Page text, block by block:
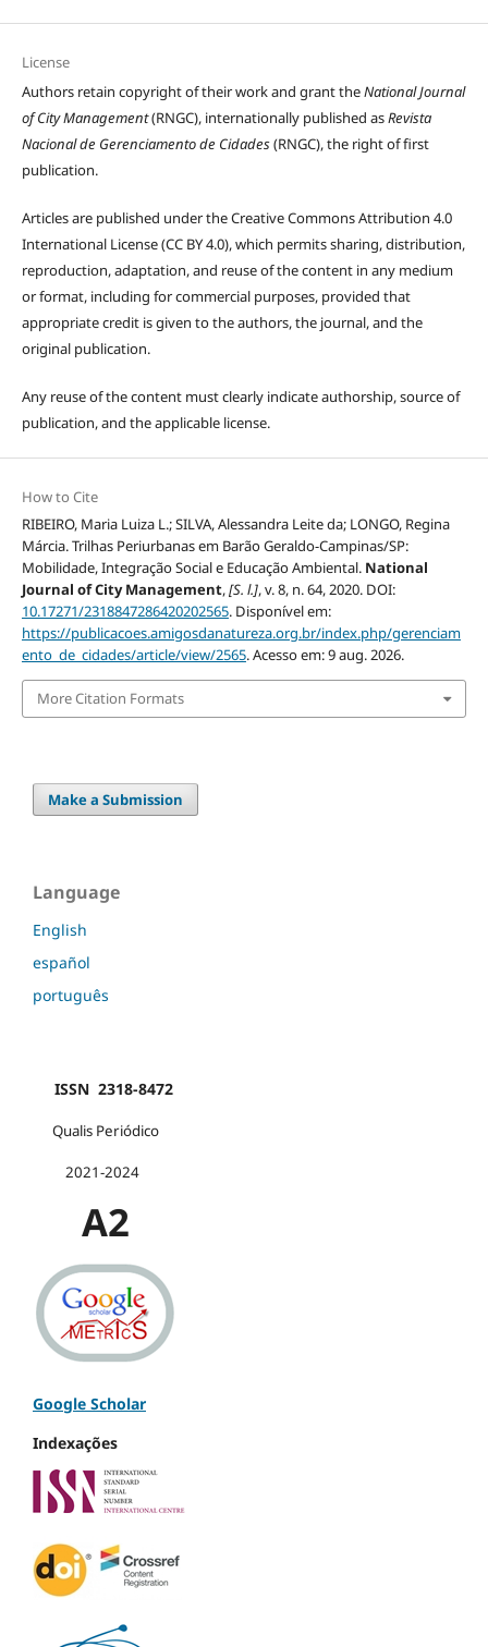
License
Authors retain copyright of their work and grant theNational Journal
of City Management(RNGC), internationally published asRevista
Nacional de Gerenciamento de Cidades(RNGC), the right of first
publication.
Articles are published under the Creative Commons Attribution 4.0
International License (CC BY 4.0), which permits sharing, distribution,
reproduction, adaptation, and reuse of the content in any medium
or format, including for commercial purposes, provided that
appropriate credit is given to the authors, the journal, and the
original publication.
Any reuse of the content must clearly indicate authorship, source of
publication, and the applicable license.
How to Cite
RIBEIRO, Maria Luiza L.; SILVA, Alessandra Leite da; LONGO, Regina
Márcia. Trilhas Periurbanas em Barão Geraldo-Campinas/SP:
Mobilidade, Integração Social e Educação Ambiental. National
Journal of City Management,[S. l.], v. 8, n. 64, 2020. DOI:
10.17271/2318847286420202565. Disponível em:
https://publicacoes.amigosdanatureza.org.br/index.php/gerenciam
ento_de_cidades/article/view/2565. Acesso em: 9 aug. 2026.
More Citation Formats
Make a Submission
Language
English
español
português
ISSN 2318-8472
Qualis Periódico
2021-2024
A2
Google Scholar
Indexações